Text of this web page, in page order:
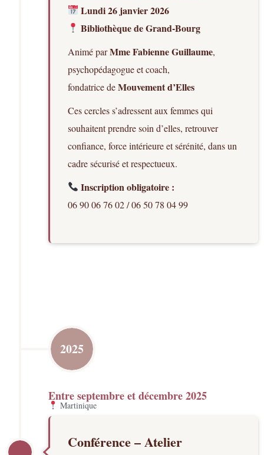
Lundi 26 janvier 2026
Bibliothèque de Grand-Bourg
Animé parMme Fabienne Guillaume,
psychopédagogue et coach,
fondatrice deMouvement d’Elles
Ces cercles s’adressent aux femmes qui
souhaitent prendre soin d’elles, retrouver
confiance, force intérieure et sérénité, dans un
cadre sécurisé et respectueux.
Inscription obligatoire :
06 90 06 76 02 / 06 50 78 04 99
2025
Entre septembre et décembre​ 2025
Martinique
Conférence – Atelier